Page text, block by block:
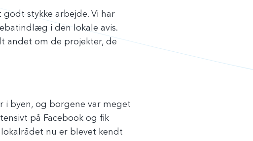
stykke arbejde. Vi har
i den lokale avis.
andet om de projekter, de
i byen, og borgene var meget
på Facebook og fik
nu er blevet kendt